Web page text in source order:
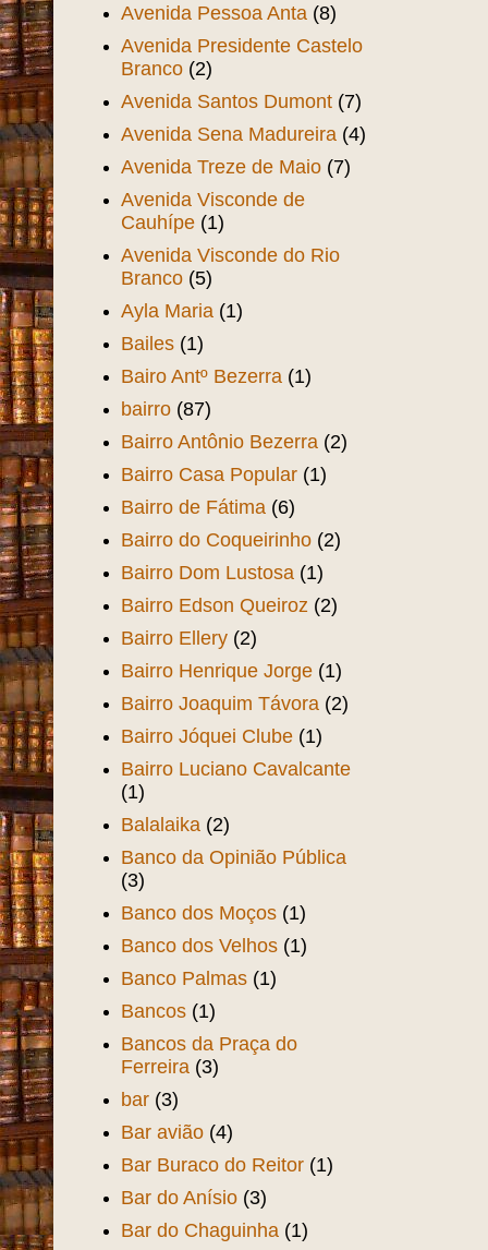
Avenida Pessoa Anta (8)
Avenida Presidente Castelo
Branco (2)
Avenida Santos Dumont (7)
Avenida Sena Madureira (4)
Avenida Treze de Maio (7)
Avenida Visconde de
Cauhípe (1)
Avenida Visconde do Rio
Branco (5)
Ayla Maria (1)
Bailes (1)
Bairo Antº Bezerra (1)
bairro (87)
Bairro Antônio Bezerra (2)
Bairro Casa Popular (1)
Bairro de Fátima (6)
Bairro do Coqueirinho (2)
Bairro Dom Lustosa (1)
Bairro Edson Queiroz (2)
Bairro Ellery (2)
Bairro Henrique Jorge (1)
Bairro Joaquim Távora (2)
Bairro Jóquei Clube (1)
Bairro Luciano Cavalcante
(1)
Balalaika (2)
Banco da Opinião Pública
(3)
Banco dos Moços (1)
Banco dos Velhos (1)
Banco Palmas (1)
Bancos (1)
Bancos da Praça do
Ferreira (3)
bar (3)
Bar avião (4)
Bar Buraco do Reitor (1)
Bar do Anísio (3)
Bar do Chaguinha (1)